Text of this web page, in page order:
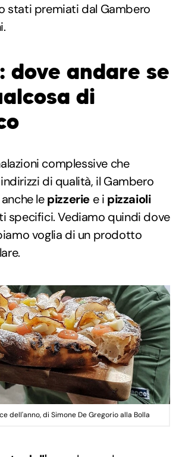
stati premiati dal Gambero
dove andare se
di
complessive che
di qualità, il Gambero
lepizzerie e i pizzaioli
specifici. Vediamo quindi dove
voglia di un prodotto
dell'anno, di Simone De Gregorio alla Bolla